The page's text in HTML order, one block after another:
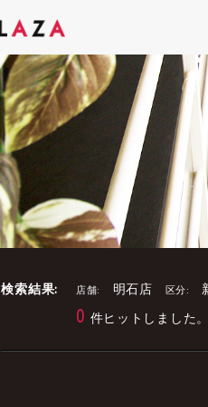
検索結果: 店舗: 明石店 区分:
0 件ヒットしました。